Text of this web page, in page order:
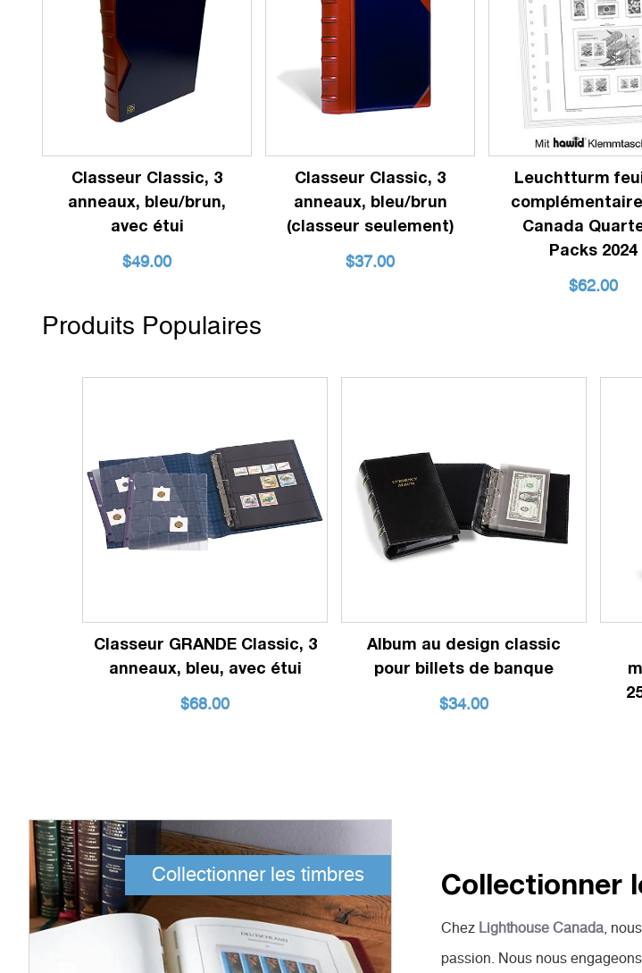
Classeur Classic, 3
anneaux, bleu/brun,
avec étui
$49.00
Classeur Classic, 3
anneaux, bleu/brun
(classeur seulement)
$37.00
Leuchtturm
Canada
Packs 2024
$62.00
Produits Populaires
Classeur GRANDE Classic, 3
anneaux, bleu, avec étui
$68.00
Album au design classic
pour billets de banque
$34.00
Collectionner les timbres Collectionner
Chez Lighthouse Canada,
passion. Nous nous